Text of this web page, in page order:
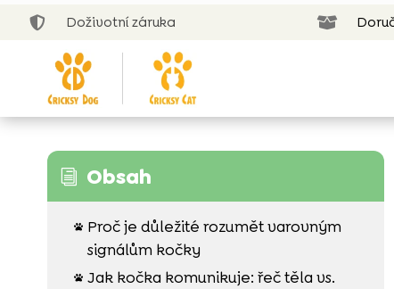
 Doživotní záruka 
i Obsah

Proč je důležité rozumět varovným
signálům kočky
 Jak kočka komunikuje: řeč těla vs.